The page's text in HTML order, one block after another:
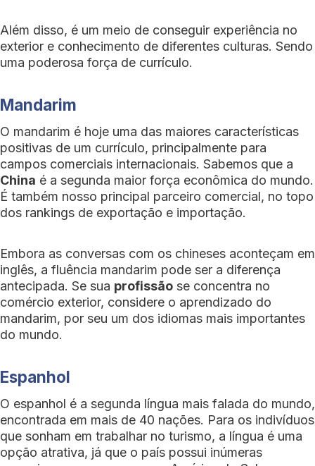
Além disso, é um meio de conseguir experiência no
exterior e conhecimento de diferentes culturas. Sendo
uma poderosa força de currículo.
Mandarim
O mandarim é hoje uma das maiores características
positivas de um currículo, principalmente para
campos comerciais internacionais. Sabemos que a
China é a segunda maior força econômica do mundo.
É também nosso principal parceiro comercial, no topo
dos rankings de exportação e importação.
Embora as conversas com os chineses aconteçam em
inglês, a fluência mandarim pode ser a diferença
antecipada. Se sua profissão se concentra no
comércio exterior, considere o aprendizado do
mandarim, por seu um dos idiomas mais importantes
do mundo.
Espanhol
O espanhol é a segunda língua mais falada do mundo,
encontrada em mais de 40 nações. Para os indivíduos
que sonham em trabalhar no turismo, a língua é uma
opção atrativa, já que o país possui inúmeras